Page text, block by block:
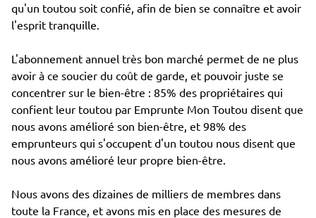
qu'un toutou soit confié, afin de bien se connaître et avoir
l'esprit tranquille.
L'abonnement annuel très bon marché permet de ne plus
avoir à ce soucier du coût de garde, et pouvoir juste se
concentrer sur le bien-être : 85% des propriétaires qui
confient leur toutou par Emprunte Mon Toutou disent que
nous avons amélioré son bien-être, et 98% des
emprunteurs qui s'occupent d'un toutou nous disent que
nous avons amélioré leur propre bien-être.
Nous avons des dizaines de milliers de membres dans
toute la France, et avons mis en place des mesures de